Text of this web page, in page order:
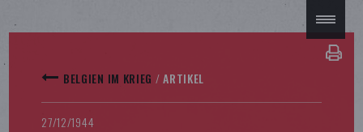
BELGIEN IM KRIEG /ARTIKEL
27/12/1944